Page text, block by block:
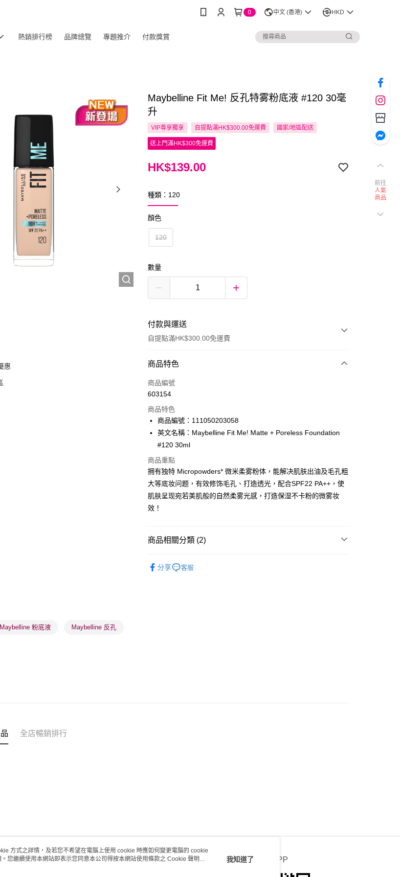
0 中文 (香港) HKD
熱銷排行榜 品牌總覽 專題推介 付款獎賞
惠
Maybelline Fit Me! 反孔特雾粉底液 #120 30毫
升
VIP尊享獨享 自提點滿HK$300.00免運費 國家/地區配送
送上門滿HK$300免運費
HK$139.00
種類：120
顏色
120
數量
付款與運送
自提點滿HK$300.00免運費
付款方式
信用卡
AlipayHK
PayMe
BoC Pay
送貨方式
每筆HK$65.00，滿HK$300.00或以上免運費
每筆HK$65.00，滿HK$300.00或以上免運費
商品特色
商品編號
603154
商品特色
商品編號：111050203058
英文名稱：Maybelline Fit Me! Matte + Poreless Foundation
#120 30ml
商品重點
拥有独特 Micropowders* 微米柔雾粉体，能解决肌肤出油及毛孔粗
大等底妆问题，有效修饰毛孔、打造透光，配合SPF22 PA++，使
肌肤呈现宛若美肌般的自然柔雾光感，打造保湿不卡粉的微雾妆
效！
商品相關分類 (2)
分享 客服
Maybelline 粉底液 Maybelline 反孔
全店暢銷排行
客戶服務 官方APP
前往
人氣
商品
方式之詳情，及若您不希望在電腦上使用 cookie 時應如何變更電腦的 cookie
。您繼續使用本網站即表示您同意本公司得按本網站使用條款之 Cookie 聲明使
我知道了